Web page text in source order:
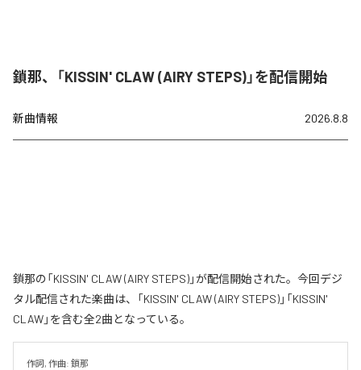
鎖那、「KISSIN' CLAW (AIRY STEPS)」を配信開始
新曲情報 2026.8.8
鎖那の「KISSIN' CLAW (AIRY STEPS)」が配信開始された。今回デジ
タル配信された楽曲は、「KISSIN' CLAW (AIRY STEPS)」「KISSIN'
CLAW」を含む全2曲となっている。
作詞, 作曲: 鎖那